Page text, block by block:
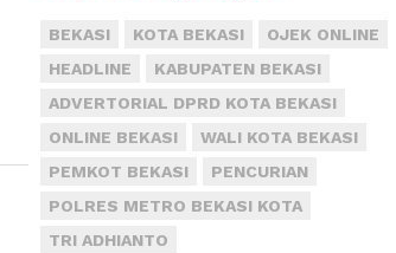
BEKASI KOTA BEKASI
OJEK ONLINE
HEADLINE
KABUPATEN BEKASI
ADVERTORIAL DPRD KOTA BEKASI
ONLINE BEKASI
WALI KOTA BEKASI
PEMKOT BEKASI
PENCURIAN
POLRES METRO BEKASI KOTA
TRI ADHIANTO